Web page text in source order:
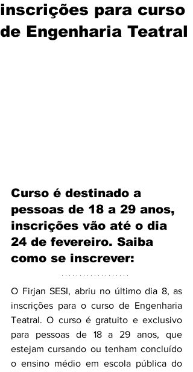
inscrições para curso
de Engenharia Teatral
Curso é destinado a
pessoas de 18 a 29 anos,
inscrições vão até o dia
24 de fevereiro. Saiba
como se inscrever:
O Firjan SESI, abriu no último dia 8, as
inscrições para o curso de Engenharia
Teatral. O curso é gratuito e exclusivo
para pessoas de 18 a 29 anos, que
estejam cursando ou tenham concluído
o ensino médio em escola pública do